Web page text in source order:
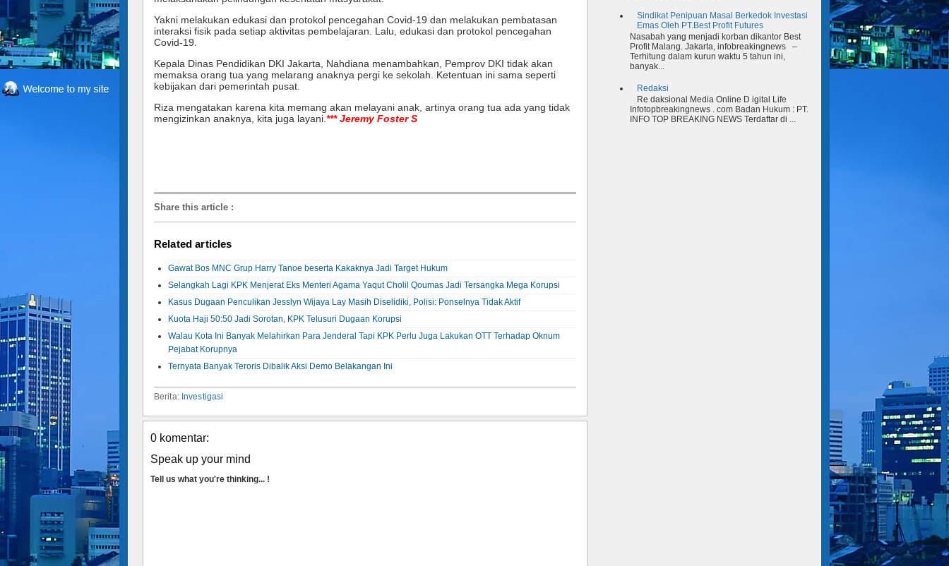
Yakni melakukan edukasi dan protokol pencegahan Covid-19 dan melakukan pembatasan
interaksi fisik pada setiap aktivitas pembelajaran. Lalu, edukasi dan protokol pencegahan
Covid-19.
Kepala Dinas Pendidikan DKI Jakarta, Nahdiana menambahkan, Pemprov DKI tidak akan
memaksa orang tua yang melarang anaknya pergi ke sekolah. Ketentuan ini sama seperti
kebijakan dari pemerintah pusat.
Riza mengatakan karena kita memang akan melayani anak, artinya orang tua ada yang tidak
mengizinkan anaknya, kita juga layani. *** Jeremy Foster S
Share this article :
Related articles
Gawat Bos MNC Grup Harry Tanoe beserta Kakaknya Jadi Target Hukum
Selangkah Lagi KPK Menjerat Eks Menteri Agama Yaqut Cholil Qoumas Jadi Tersangka Mega Korupsi
Kasus Dugaan Penculikan Jesslyn Wijaya Lay Masih Diselidiki, Polisi: Ponselnya Tidak Aktif
Kuota Haji 50:50 Jadi Sorotan, KPK Telusuri Dugaan Korupsi
Walau Kota Ini Banyak Melahirkan Para Jenderal Tapi KPK Perlu Juga Lakukan OTT Terhadap Oknum
Pejabat Korupnya
Ternyata Banyak Teroris Dibalik Aksi Demo Belakangan Ini
Berita: Investigasi
0 komentar:
Speak up your mind
Tell us what you're thinking... !
Sindikat Penipuan Masal Berkedok Investasi
Emas Oleh PT.Best Profit Futures
Nasabah yang menjadi korban dikantor Best
Profit Malang. Jakarta, infobreakingnews –
Terhitung dalam kurun waktu 5 tahun ini,
banyak...
Redaksi
Re daksional Media Online D igital Life
Infotopbreakingnews . com Badan Hukum : PT.
INFO TOP BREAKING NEWS Terdaftar di ...